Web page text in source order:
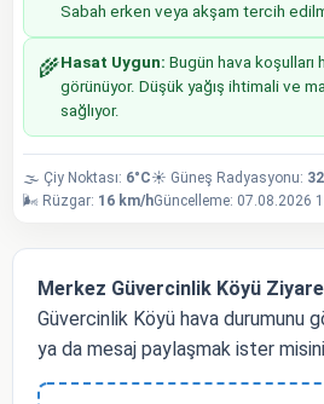
Sabah erken veya akşam tercih
🌾Hasat Uygun: Bugün hava koşulları
görünüyor. Düşük yağış ihtimali ve
sağlıyor.
🌫️ Çiy Noktası: 6°C☀️ Güneş Radyasyonu:
🌬️ Rüzgar: 16 km/hGüncelleme: 07.08.2026
Merkez Güvercinlik Köyü
Güvercinlik Köyü hava durumunu
ya da mesaj paylaşmak ister